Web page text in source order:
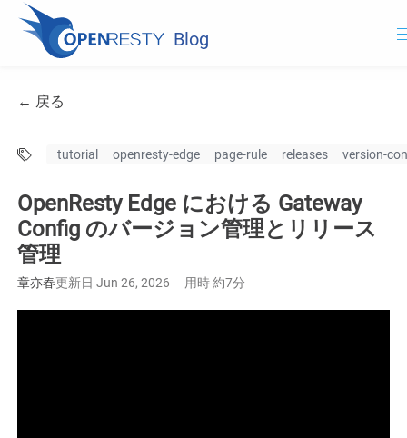
Blog
OpenResty Edge
ドキュメント
OpenResty Edge
← 戻る
tutorial openresty-edge page-rule releases version-
OpenResty Edge における Gateway
Config のバージョン管理とリリース
管理
章亦春更新日 Jun 26, 2026 用時 約7分